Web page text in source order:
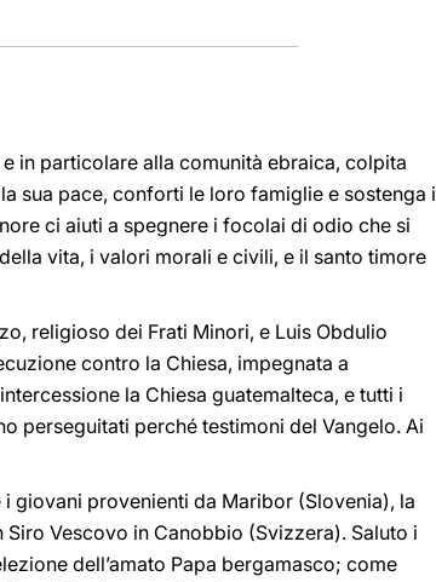
in particolare alla comunità ebraica, colpita
sua pace, conforti le loro famiglie e sostenga i
ci aiuti a spegnere i focolai di odio che si
vita, i valori morali e civili, e il santo timore
religioso dei Frati Minori, e Luis Obdulio
contro la Chiesa, impegnata a
la Chiesa guatemalteca, e tutti i
perseguitati perché testimoni del Vangelo. Ai
giovani provenienti da Maribor (Slovenia), la
Vescovo in Canobbio (Svizzera). Saluto i
dell’amato Papa bergamasco; come